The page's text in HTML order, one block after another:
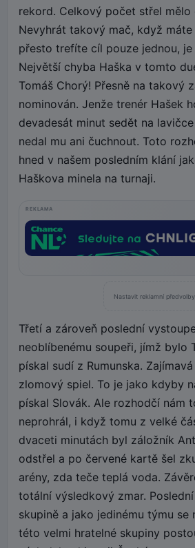
rekord. Celkový počet střel mělo
Nevyhrát takový mač, když
přesto trefíte cíl pouze jednou,
Největší chyba Haška v tomto
Tomáš Chorý! Přesně na takový
nominován. Jenže trenér Hašek
devadesát minut sedět na
nedal mu ani čuchnout. Toto
hned v našem posledním klání
Haškova minela na turnaji.
REKLAMA
Nastavit reklamní předvolby
Třetí a zároveň poslední
neoblíbenému soupeři, jímž bylo
pískal sudí z Rumunska.
zlomový spiel. To je jako kdyby
pískal Slovák. Ale rozhodčí nám
neprohrál, i když tomu z velké
dvaceti minutách byl záložník
odstřel a po červené kartě šel
arény, zda teče teplá voda.
totální výsledkový zmar.
skupině a jako jedinému týmu se
této velmi hratelné skupiny